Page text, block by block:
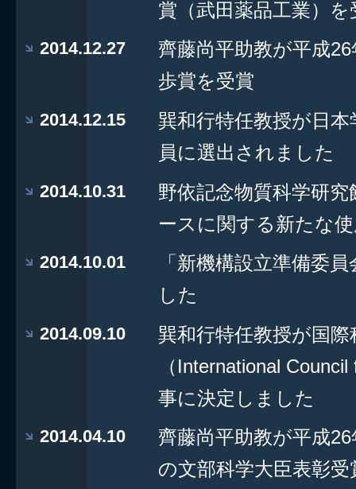
賞（武田薬品工業）を
2014.12.27
齊藤尚平助教が平成
歩賞を受賞
2014.12.15
巽和行特任教授が日
員に選出されました
2014.10.31
野依記念物質科学研
ースに関する新たな
2014.10.01
「新機構設立準備委
した
2014.09.10
巽和行特任教授が国際
（International
事に決定しました
2014.04.10
齊藤尚平助教が平成
の文部科学大臣表彰